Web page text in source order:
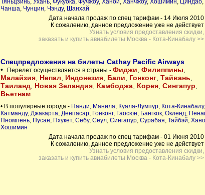
Тяньцзинь, Ухань, Фукуока, Фучжоу, Ханой, Ханчжоу, Хошимин, Циндао,
Чанша, Чунцин, Чэнду, Шанхай
Дата начала продаж по спец тарифам - 14 Июля 2010
К сожалению, данное предложение уже не действует
Узнать условия предоставления скидки,
заказать и купить авиабилеты Москва - Кота-Кинабалу >>
Спецпредложения на билеты Cathay Pacific Airways
•
Перелет осуществляется в страны - Фиджи Филиппины
Малайзия, Непал Индонезия, Бали Гонконг, Тайвань
Таиланд, Новая Зеландия, Камбоджа, Корея, Сингапур
Вьетнам.
• В популярные города - Нанди, Манила, Куала-Лумпур, Кота-Кинабалу,
Катманду, Джакарта, Денпасар, Гонконг, Гаосюн, Бангкок, Окленд,
Пномпень, Пусан, Пхукет, Себу, Сеул, Сингапур, Сурабая, Тайбэй,
Хошимин
Дата начала продаж по спец тарифам - 01 Июня 2010
К сожалению, данное предложение уже не действует
Узнать условия предоставления скидки,
заказать и купить авиабилеты Москва - Кота-Кинабалу >>